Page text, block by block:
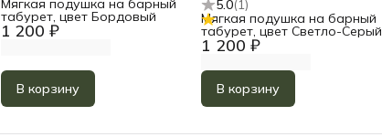
1 200 ₽
Мягкая подушка на барный
табурет, цвет Бордовый
В корзину
5.0(1)
1 200 ₽
Мягкая подушка на барный
табурет, цвет Светло-Серый
В корзину